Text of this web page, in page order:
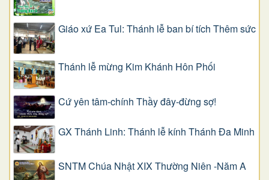
Giáo xứ Ea Tul: Thánh lễ ban bí tích Thêm sức
Thánh lễ mừng Kim Khánh Hôn Phối
Cứ yên tâm-chính Thầy đây-đừng sợ!
GX Thánh Linh: Thánh lễ kính Thánh Đa Minh
SNTM Chúa Nhật XIX Thường Niên -Năm A